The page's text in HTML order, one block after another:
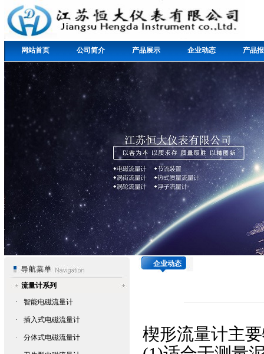
网站首页 公司简介 产品展示 企业动态 产品
流量计系列
·
智能电磁流量计
· 插入式电磁流量计
· 分体式电磁流量计
企业动态
楔形流量计主